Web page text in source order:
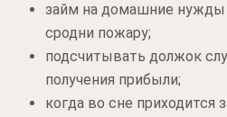
займ на домашние нужды
сродни пожару;
подсчитывать должок
получения прибыли;
когда во сне приходится